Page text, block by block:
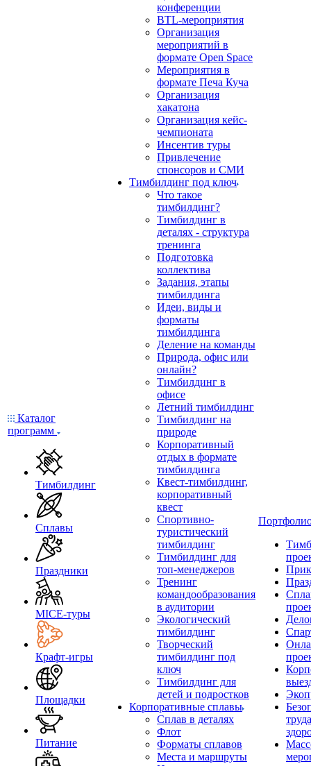
Каталог
программ
Тимбилдинг
Сплавы
Праздники
MICE‑туры
Крафт-игры
Площадки
Питание
конференции
BTL-мероприятия
Организация
мероприятий в
формате Open Space
Мероприятия в
формате Печа Куча
Организация
хакатона
Организация кейс-
чемпионата
Инсентив туры
Привлечение
спонсоров и СМИ
Тимбилдинг под ключ
Что такое
тимбилдинг?
Тимбилдинг в
деталях - структура
тренинга
Подготовка
коллектива
Задания, этапы
тимбилдинга
Идеи, виды и
форматы
тимбилдинга
Деление на команды
Природа, офис или
онлайн?
Тимбилдинг в
офисе
Летний тимбилдинг
Тимбилдинг на
природе
Корпоративный
отдых в формате
тимбилдинга
Квест-тимбилдинг,
корпоративный
квест
Спортивно-
туристический
тимбилдинг
Тимбилдинг для
топ-менеджеров
Тренинг
командообразования
в аудитории
Экологический
тимбилдинг
Творческий
тимбилдинг под
ключ
Тимбилдинг для
детей и подростков
Корпоративные сплавы
Сплав в деталях
Флот
Форматы сплавов
Места и маршруты